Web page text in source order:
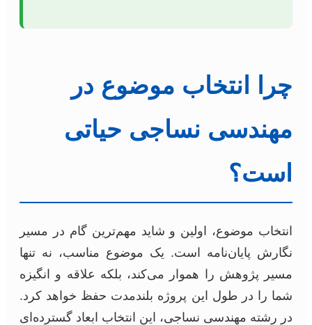
چرا انتخاب موضوع در
مهندسی نساجی حیاتی
است؟
انتخاب موضوع، اولین و شاید مهم‌ترین گام در مسیر
نگارش پایان‌نامه است. یک موضوع مناسب، نه تنها
مسیر پژوهش را هموار می‌کند، بلکه علاقه و انگیزه
شما را در طول این پروژه بلندمدت حفظ خواهد کرد.
در رشته مهندسی نساجی، این انتخاب ابعاد گسترده‌ای